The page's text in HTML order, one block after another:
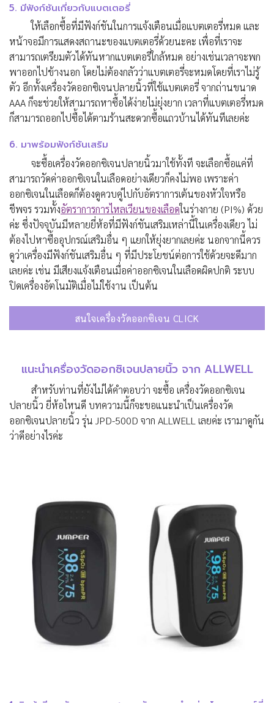
5. มีฟังก์ชันเกี่ยวกับแบตเตอรี่
ให้เลือกซื้อที่มีฟังก์ชันในการแจ้งเตือนเมื่อแบตเตอรี่หมด และ
หน้าจอมีการแสดงสถานะของแบตเตอรี่ด้วยนะคะ เพื่อที่เราจะ
สามารถเตรียมตัวได้ทันหากแบตเตอรี่ใกล้หมด อย่างเช่นเวลาจะพก
พาออกไปข้างนอก โดยไม่ต้องกลัวว่าแบตเตอรี่จะหมดโดยที่เราไม่รู้
ตัว อีกทั้งเครื่องวัดออกซิเจนปลายนิ้วที่ใช้แบตเตอรี่ จากถ่านขนาด
AAA ก็จะช่วยให้สามารถหาซื้อได้ง่ายไม่ยุ่งยาก เวลาที่แบตเตอรี่หมด
ก็สามารถออกไปซื้อได้ตามร้านสะดวกซื้อแถวบ้านได้ทันทีเลยค่ะ
6. มาพร้อมฟังก์ชันเสริม
จะซื้อเครื่องวัดออกซิเจนปลายนิ้วมาใช้ทั้งที จะเลือกซื้อแค่ที่
สามารถวัดค่าออกซิเจนในเลือดอย่างเดียวก็คงไม่พอ เพราะค่า
ออกซิเจนในเลือดก็ต้องดูควบคู่ไปกับอัตราการเต้นของหัวใจหรือ
ชีพจร รวมทั้งอัตราการการไหลเวียนของเลือดในร่างกาย (PI%) ด้วย
ค่ะ ซึ่งปัจจุบันมีหลายยี่ห้อที่มีฟังก์ชันเสริมเหล่านี้ในเครื่องเดียว ไม่
ต้องไปหาซื้ออุปกรณ์เสริมอื่น ๆ แยกให้ยุ่งยากเลยค่ะ นอกจากนี้ควร
ดูว่าเครื่องมีฟังก์ชันเสริมอื่น ๆ ที่มีประโยชน์ต่อการใช้ด้วยจะดีมาก
เลยค่ะ เช่น มีเสียงแจ้งเตือนเมื่อค่าออกซิเจนในเลือดผิดปกติ ระบบ
ปิดเครื่องอัตโนมัติเมื่อไม่ใช้งาน เป็นต้น
สนใจเครื่องวัดออกซิเจน CLICK
แนะนำเครื่องวัดออกซิเจนปลายนิ้ว จาก ALLWELL
สำหรับท่านที่ยังไม่ได้คำตอบว่า จะซื้อ เครื่องวัดออกซิเจน
ปลายนิ้ว ยี่ห้อไหนดี บทความนี้ก็จะขอแนะนำเป็นเครื่องวัด
ออกซิเจนปลายนิ้ว รุ่น JPD-500D จาก ALLWELL เลยค่ะ เรามาดูกัน
ว่าดีอย่างไรค่ะ